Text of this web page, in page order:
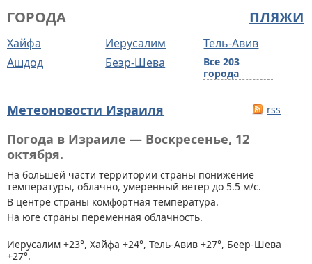
ПЛЯЖИ
ГОРОДА
Хайфа Иерусалим
Тель-Авив
Ашдод
Беэр-Шева
Все 203
города
Метеоновости Израиля rss
Погода в Израиле — Воскресенье, 12
октября.
На большей части территории страны понижение
температуры, облачно, умеренный ветер до 5.5 м/с.
В центре страны комфортная температура.
На юге страны переменная облачность.
Иерусалим +23°, Хайфа +24°, Тель-Авив +27°, Беер-Шева
+27°.